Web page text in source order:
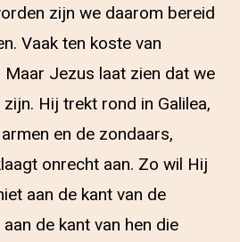
zijn we daarom bereid
Vaak ten koste van
Jezus laat zien dat we
Hij trekt rond in Galilea,
en de zondaars,
onrecht aan. Zo wil Hij
aan de kant van de
de kant van hen die